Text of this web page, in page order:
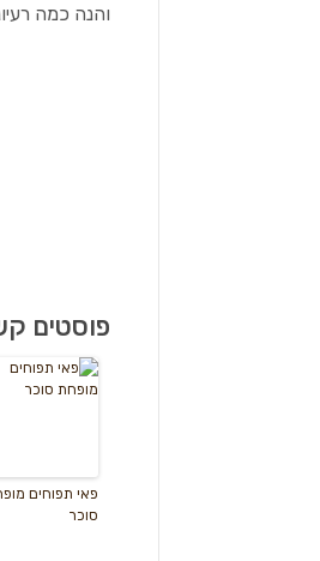
והנה כמה
פוסטים
פאי תפוחים
סוכר